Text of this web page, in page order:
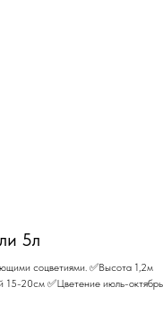
5л
соцветиями. ✅Высота 1,2м
15-20см ✅Цветение июль-октябрь